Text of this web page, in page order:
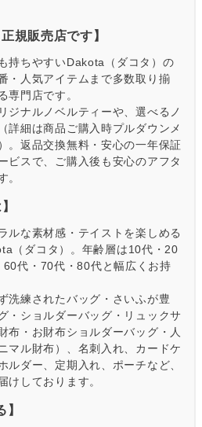
規販売店です】
持ちやすいDakota（ダコタ）の
・人気アイテムまで多数取り揃
専門店です。
ジナルノベルティーや、選べるノ
詳細は商品ご購入時プルダウンメ
。返品交換無料・安心の一年保証
ビスで、ご購入後も安心のアフタ
。
ルな素材感・テイストを楽しめる
（ダコタ）。年齢層は10代・20
代・70代・80代と幅広くお持
洗練されたバッグ・さいふが豊
・ショルダーバッグ・リュックサ
布・お財布ショルダーバッグ・人
マル財布）、名刺入れ、カードケ
ルダー、定期入れ、ポーチなど、
けしております。